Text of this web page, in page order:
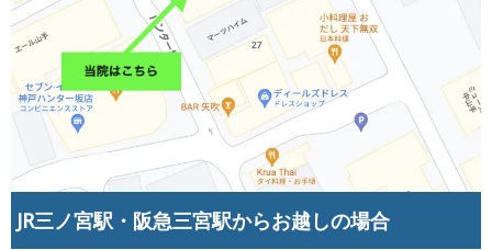
JR三ノ宮駅・阪急三宮駅からお越しの場合